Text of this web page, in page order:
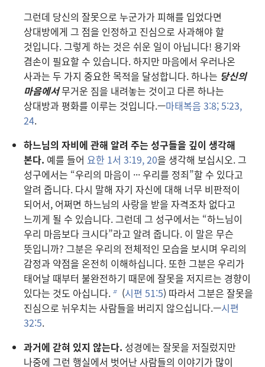
그런데 당신의 잘못으로 누군가가 피해를 입었다면
상대방에게 그 점을 인정하고 진심으로 사과해야 할
것입니다. 그렇게 하는 것은 쉬운 일이 아닙니다! 용기와
겸손이 필요할 수 있습니다. 하지만 마음에서 우러나온
사과는 두 가지 중요한 목적을 달성합니다. 하나는 당신의
마음에서무거운 짐을 내려놓는 것이고 다른 하나는
상대방과 평화를 이루는 것입니다.—마태복음 3:8;5:23,
24.
하느님의 자비에 관해 알려 주는 성구들을 깊이 생각해
본다. 예를 들어 요한 1서 3:19, 20을 생각해 보십시오. 그
성구에서는 “우리의 마음이 ··· 우리를 정죄”할 수 있다고
알려 줍니다. 다시 말해 자기 자신에 대해 너무 비판적이
되어서, 어쩌면 하느님의 사랑을 받을 자격조차 없다고
느끼게 될 수 있습니다. 그런데 그 성구에서는 “하느님이
우리 마음보다 크시다”라고 알려 줍니다. 이 말은 무슨
뜻입니까? 그분은 우리의 전체적인 모습을 보시며 우리의
감정과 약점을 온전히 이해하십니다. 또한 그분은 우리가
태어날 때부터 불완전하기 때문에 잘못을 저지르는 경향이
있다는 것도 아십니다.b (시편 51:5) 따라서 그분은 잘못을
진심으로 뉘우치는 사람들을 버리지 않으십니다.—시편
32:5.
과거에 갇혀 있지 않는다. 성경에는 잘못을 저질렀지만
나중에 그런 행실에서 벗어난 사람들의 이야기가 많이